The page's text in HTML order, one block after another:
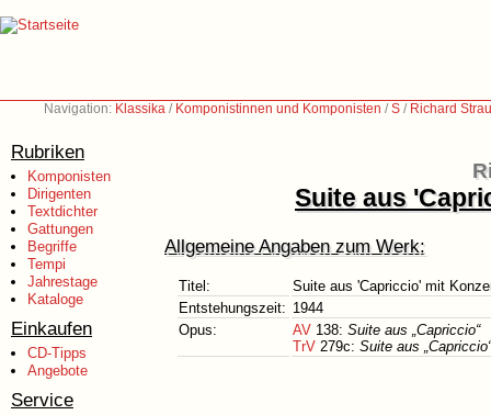
Navigation: Klassika / Komponistinnen und Komponisten /S / Richard
Rubriken
Komponisten
Dirigenten
Textdichter
Gattungen
Begriffe
Tempi
Jahrestage
Kataloge
Einkaufen
CD-Tipps
Angebote
Service
Suite aus
Allgemeine Angaben zum Werk:
Titel:
Suite aus 'Capriccio' mit
Entstehungszeit: 1944
Opus:
AV 138: Suite aus „Capriccio“
TrV 279c: Suite aus „Capriccio“